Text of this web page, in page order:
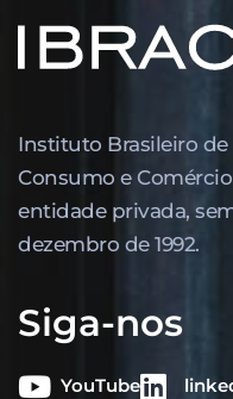
Instituto Brasileiro
Consumo e
entidade privada,
dezembro de 1992.
Siga-nos
YouTube